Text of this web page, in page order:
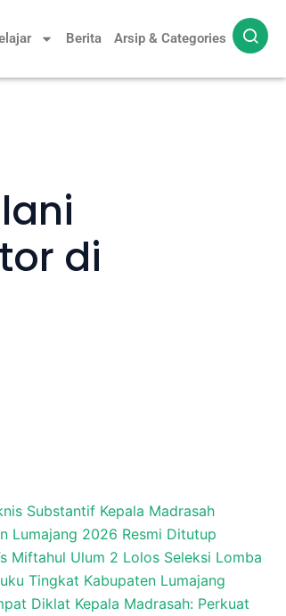
Berita Arsip & Categories
di
Substantif Kepala Madrasah
Lumajang 2026 Resmi Ditutup
Miftahul Ulum 2 Lolos Seleksi Lomba
Tingkat Kabupaten Lumajang
Diklat Kepala Madrasah: Perkuat